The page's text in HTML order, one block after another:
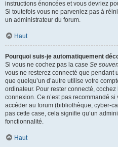
instructions énoncées et vous devriez
Si toutefois vous ne parveniez pas à
un administrateur du forum.
Haut
Pourquoi suis-je automatiquement
Si vous ne cochez pas la case Se
vous ne resterez connecté que pendant
que quelqu’un d’autre utilise votre
ordinateur. Pour rester connecté, cochez
connexion. Ce n’est pas recommandé
accéder au forum (bibliothèque, cyber-
pas cette case, cela signifie qu’un
fonctionnalité.
Haut